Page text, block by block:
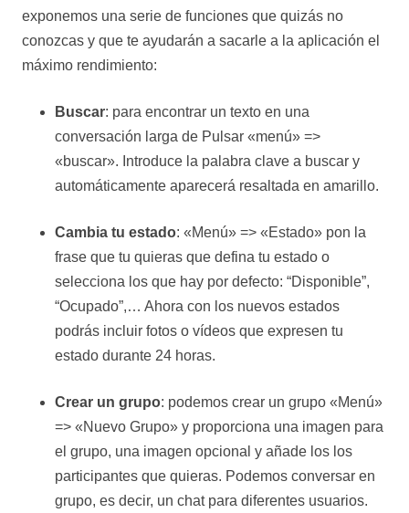
exponemos una serie de funciones que quizás no
conozcas y que te ayudarán a sacarle a la aplicación el
máximo rendimiento:
Buscar: para encontrar un texto en una
conversación larga de Pulsar «menú» =>
«buscar». Introduce la palabra clave a buscar y
automáticamente aparecerá resaltada en amarillo.
Cambia tu estado: «Menú» => «Estado» pon la
frase que tu quieras que defina tu estado o
selecciona los que hay por defecto: “Disponible”,
“Ocupado”,… Ahora con los nuevos estados
podrás incluir fotos o vídeos que expresen tu
estado durante 24 horas.
Crear un grupo: podemos crear un grupo «Menú»
=> «Nuevo Grupo» y proporciona una imagen para
el grupo, una imagen opcional y añade los los
participantes que quieras. Podemos conversar en
grupo, es decir, un chat para diferentes usuarios.